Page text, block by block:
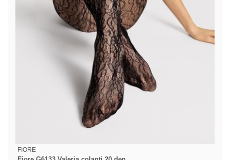
FIORE